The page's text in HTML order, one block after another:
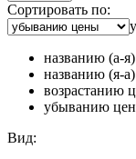
Сортировать по:
названию (а-я)
названию (я-а)
возрастанию
убыванию
Вид: